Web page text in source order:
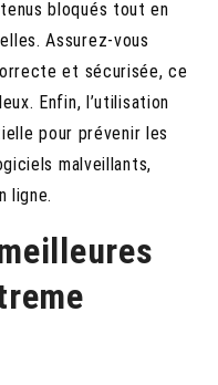
bloqués tout en
Assurez-vous
et sécurisée, ce
Enfin, l’utilisation
pour prévenir les
malveillants,
ligne.